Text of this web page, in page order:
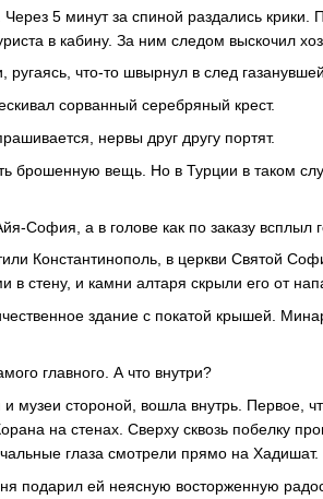
5 минут за спиной раздались крики.
в кабину. За ним следом выскочил
что-то швырнул в след
сорванный серебряный крест.
нервы друг другу портят.
брошенную вещь. Но в Турции в таком
София, а в голове как по заказу всплыл
Константинополь, в церкви Святой
стену, и камни алтаря скрыли его от
здание с покатой крышей.
главного. А что внутри?
музеи стороной, вошла внутрь. Первое,
на стенах. Сверху сквозь побелку
глаза смотрели прямо на Хадишат.
подарил ей неясную восторженную